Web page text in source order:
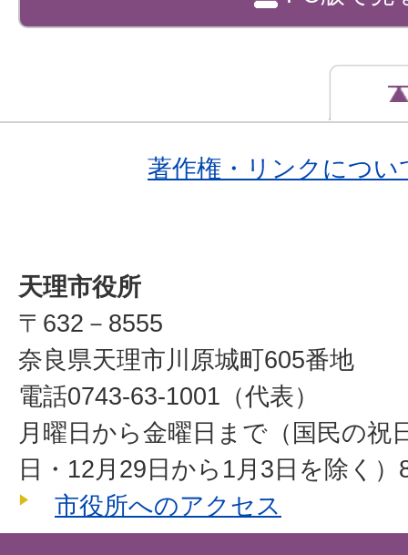
著作権・リンクについ
天理市役所
〒632－8555
奈良県天理市川原城町605番地
電話0743-63-1001（代表）
月曜日から金曜日まで（国民の祝
日・12月29日から1月3日を除く
市役所へのアクセス